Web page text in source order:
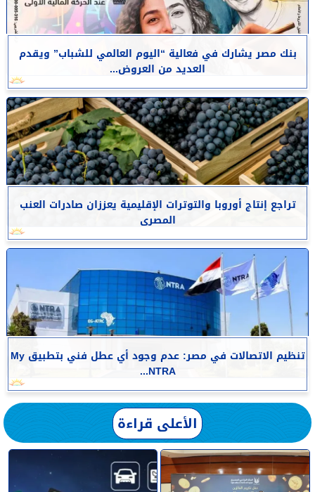
بنك مصر يشارك في فعالية “اليوم العالمي للشباب” ويقدم
العديد من العروض...
تراجع إنتاج أوروبا والتوترات الإقليمية يعززان صادرات العنب
المصرى
تنظيم الاتصالات في مصر: عدم وجود أي عطل فني بتطبيق My
NTRA...
الأعلى قراءة